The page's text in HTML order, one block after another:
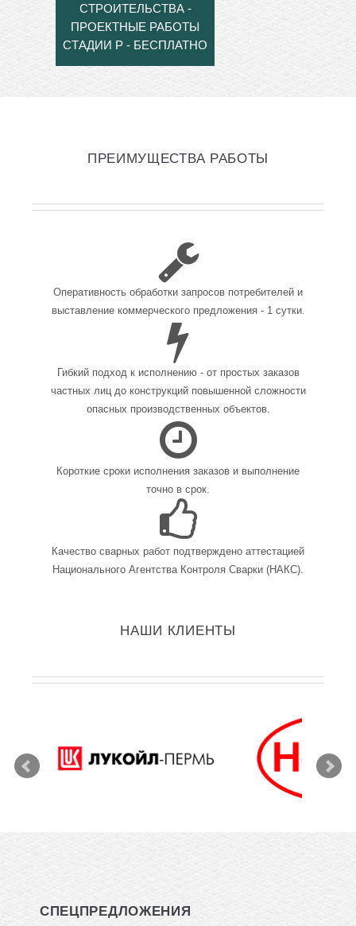
СТРОИТЕЛЬСТВА -
ПРОЕКТНЫЕ РАБОТЫ
СТАДИИ Р - БЕСПЛАТНО
ПРЕИМУЩЕСТВА РАБОТЫ
Оперативность обработки запросов потребителей и
выставление коммерческого предложения - 1 сутки.
Гибкий подход к исполнению - от простых заказов
частных лиц до конструкций повышенной сложности
опасных производственных объектов.
Короткие сроки исполнения заказов и выполнение
точно в срок.
Качество сварных работ подтверждено аттестацией
Национального Агентства Контроля Сварки (НАКС).
НАШИ КЛИЕНТЫ
СПЕЦПРЕДЛОЖЕНИЯ